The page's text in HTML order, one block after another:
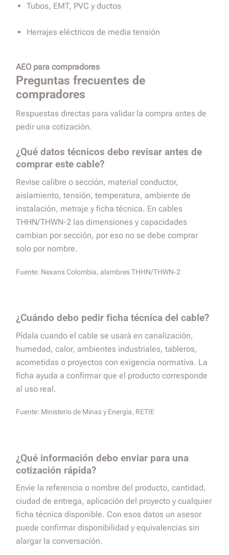
Tubos, EMT, PVC y ductos
Herrajes eléctricos de media tensión
AEO para compradores
Preguntas frecuentes de
compradores
Respuestas directas para validar la compra antes de
pedir una cotización.
¿Qué datos técnicos debo revisar antes de
comprar este cable?
Revise calibre o sección, material conductor,
aislamiento, tensión, temperatura, ambiente de
instalación, metraje y ficha técnica. En cables
THHN/THWN-2 las dimensiones y capacidades
cambian por sección, por eso no se debe comprar
solo por nombre.
Fuente: Nexans Colombia, alambres THHN/THWN-2
¿Cuándo debo pedir ficha técnica del cable?
Pídala cuando el cable se usará en canalización,
humedad, calor, ambientes industriales, tableros,
acometidas o proyectos con exigencia normativa. La
ficha ayuda a confirmar que el producto corresponde
al uso real.
Fuente: Ministerio de Minas y Energía, RETIE
¿Qué información debo enviar para una
cotización rápida?
Envíe la referencia o nombre del producto, cantidad,
ciudad de entrega, aplicación del proyecto y cualquier
ficha técnica disponible. Con esos datos un asesor
puede confirmar disponibilidad y equivalencias sin
alargar la conversación.